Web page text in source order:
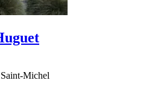
Michel